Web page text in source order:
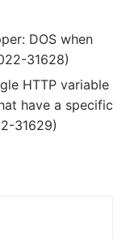
DOS when
31628)
HTTP variable
have a specific
31629)